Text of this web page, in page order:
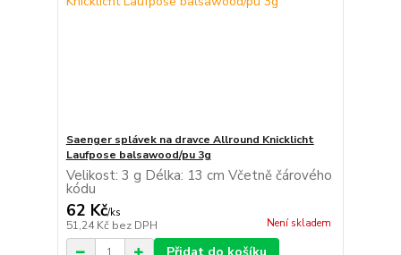
Saenger splávek na dravce Allround Knicklicht
Laufpose balsawood/pu 3g
Velikost: 3 g Délka: 13 cm Včetně čárového
kódu
62 Kč/ks
51,24 Kč bez DPH Není skladem